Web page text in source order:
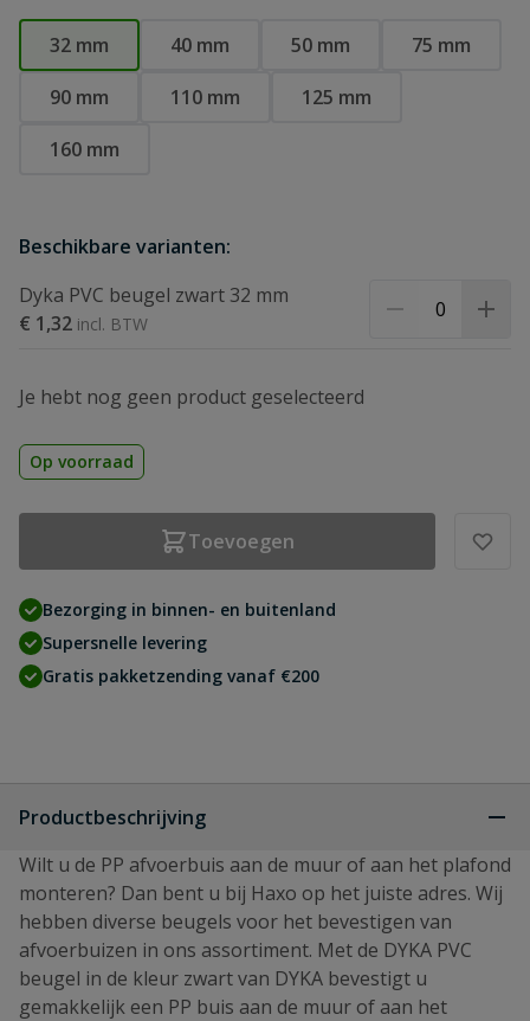
32 mm 40 mm 50 mm
75 mm
90 mm
110 mm
125 mm
160 mm
Beschikbare varianten:
Dyka PVC beugel zwart 32 mm
€ 1,32
Je hebt nog geen product geselecteerd
Op voorraad
Toevoegen
Bezorging in binnen- en buitenland
Supersnelle levering
Gratis pakketzending vanaf €200
Productbeschrijving
Wilt u de PP afvoerbuis aan de muur of aan het plafond
monteren? Dan bent u bij Haxo op het juiste adres. Wij
hebben diverse beugels voor het bevestigen van
afvoerbuizen in ons assortiment. Met de DYKA PVC
beugel in de kleur zwart van DYKA bevestigt u
gemakkelijk een PP buis aan de muur of aan het